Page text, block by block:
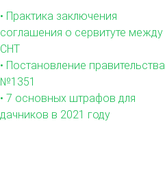
• Практика заключения
соглашения о сервитуте между
СНТ
• Постановление правительства
№1351
• 7 основных штрафов для
дачников в 2021 году